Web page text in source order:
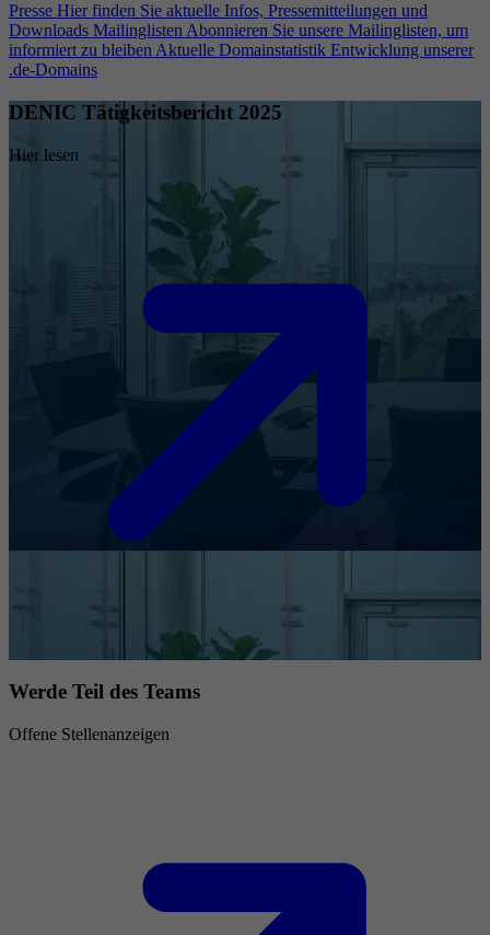
Presse Hier finden Sie aktuelle Infos, Pressemitteilungen und
Downloads Mailinglisten Abonnieren Sie unsere Mailinglisten, um
informiert zu bleiben Aktuelle Domainstatistik Entwicklung unserer
.de-Domains
DENIC Tätigkeitsbericht 2025
Hier lesen
Werde Teil des Teams
Offene Stellenanzeigen